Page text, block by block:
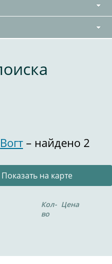
Вогт – найдено 2
Показать на карте
Кол-
во
Цена